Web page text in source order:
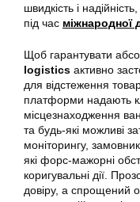
швидкість і
під час міжнародної
Щоб гарантувати
logistics активно
для відстеження
платформи надають
місцезнаходження
та будь-які можливі
моніторингу,
які форс-мажорні
коригувальні дії.
довіру, а спрощений